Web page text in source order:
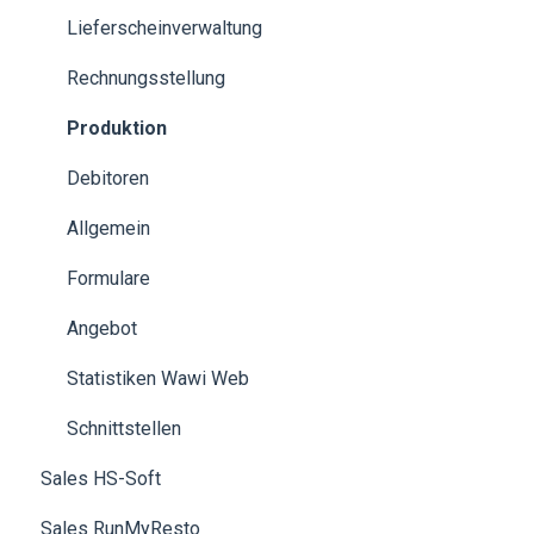
Kundenkarten
Verwendung der Kasse
Benutzerverwaltung
Kassenbuch
Zahlung
Statistiken
Schnittstellen
Datev
Kreditkunden
Installationsanleitungen
Kreditkunden
SmartPicking
Schnittstellen
Kundenverwaltung
Statistiken
Debitor
Formulare
Preisverwaltung
Einrichtung
Lieferscheinverwaltung
Rechnungsstellung
Produktion
Debitoren
Allgemein
Formulare
Angebot
Statistiken Wawi Web
Schnittstellen
Sales HS-Soft
Sales RunMyResto